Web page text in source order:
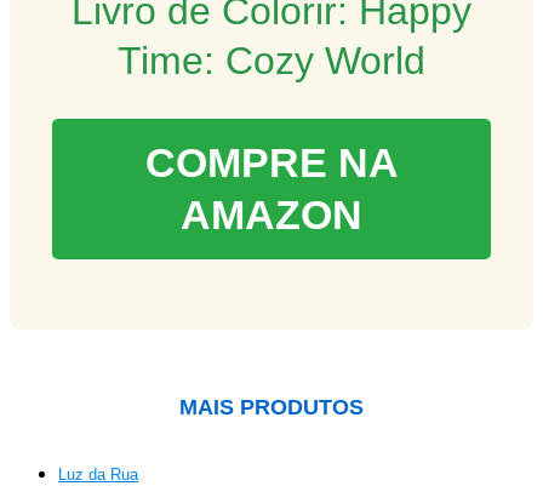
Livro de Colorir: Happy
Time: Cozy World
COMPRE NA
AMAZON
MAIS PRODUTOS
Luz da Rua